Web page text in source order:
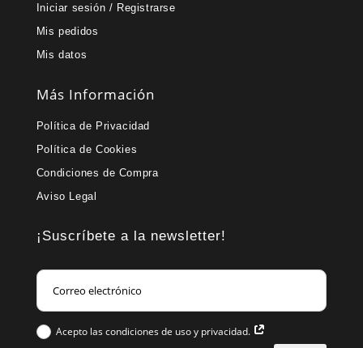
Iniciar sesión / Registrarse
Mis pedidos
Mis datos
Más Información
Política de Privacidad
Política de Cookies
Condiciones de Compra
Aviso Legal
¡Suscríbete a la newsletter!
Acepto las condiciones de uso y privacidad.